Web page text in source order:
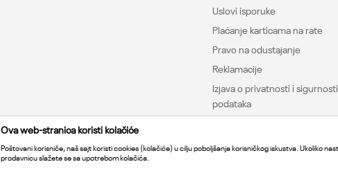
Uslovi isporuke
Plaćanje karticama na rate
Pravo na odustajanje
Reklamacije
Izjava o privatnosti i sigurnosti
podataka
Ova web-stranica koristi kolačiće
Poštovani korisniče, naš sajt koristi cookies (kolačiće) u cilju poboljšanja korisničkog iskustva. Ukoliko
prodavnicu slažete se sa upotrebom kolačića.